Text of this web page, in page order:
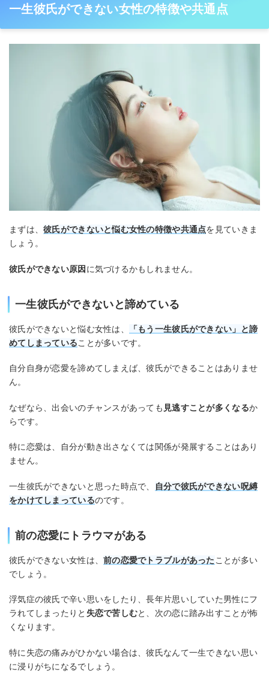
一生彼氏ができない女性の特徴や共通点
まずは、彼氏ができないと悩む女性の特徴や共通点を見ていきま
しょう。
彼氏ができない原因に気づけるかもしれません。
一生彼氏ができないと諦めている
彼氏ができないと悩む女性は、
「もう一生彼氏ができない」と諦
めてしまっていることが多いです。
自分自身が恋愛を諦めてしまえば、彼氏ができることはありませ
ん。
なぜなら、出会いのチャンスがあっても 見逃すことが多くなるか
らです。
特に恋愛は、自分が動き出さなくては関係が発展することはあり
ません。
一生彼氏ができないと思った時点で、
自分で彼氏ができない呪縛
をかけてしまっているのです。
前の恋愛にトラウマがある
彼氏ができない女性は、前の恋愛でトラブルがあった ことが多い
でしょう。
浮気症の彼氏で辛い思いをしたり、長年片思いしていた男性にフ
ラれてしまったりと 失恋で苦しむと、次の恋に踏み出すことが怖
くなります。
特に失恋の痛みがひかない場合は、彼氏なんて一生できない思い
に浸りがちになるでしょう。